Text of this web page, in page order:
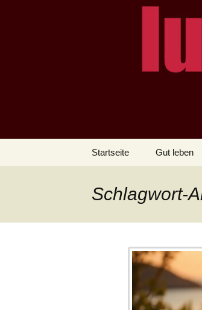
– das Magazin
Startseite Gut leben
Schlagwort-